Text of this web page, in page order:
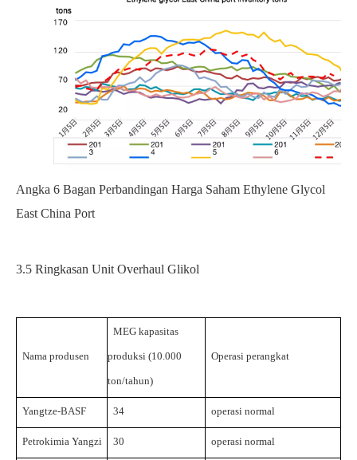
Angka 6 Bagan Perbandingan Harga Saham Ethylene Glycol
East China Port
3.5 Ringkasan Unit Overhaul Glikol
Nama produsen
MEG kapasitas
produksi (10.000
ton/tahun)
Operasi perangkat
Yangtze-BASF 34 operasi normal
Petrokimia Yangzi 30 operasi normal